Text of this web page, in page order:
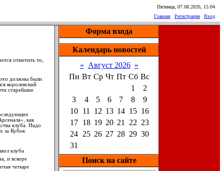
Пятница, 07.08.2026, 15:04
Главная
Регистрация Вход
отметить то,
это должны были
королевский
старейшие
как
клуба. Надо
за Кубок
клуба
и вскоре
четыре
Форма входа
Календарь новостей
« Август 2026 »
Пн Вт Ср Чт Пт Сб Вс
1
2
3
4 5 6 7 8
9
10 11 12 13 14 15 16
17 18 19 20 21 22 23
24 25 26 27 28 29 30
31
Поиск на сайте